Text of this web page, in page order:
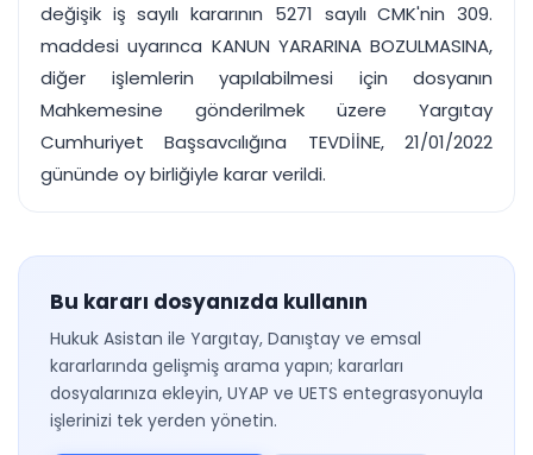
değişik iş sayılı kararının 5271 sayılı CMK'nin 309.
maddesi uyarınca KANUN YARARINA BOZULMASINA,
diğer işlemlerin yapılabilmesi için dosyanın
Mahkemesine gönderilmek üzere Yargıtay
Cumhuriyet Başsavcılığına TEVDİİNE, 21/01/2022
gününde oy birliğiyle karar verildi.
Bu kararı dosyanızda kullanın
Hukuk Asistan ile Yargıtay, Danıştay ve emsal
kararlarında gelişmiş arama yapın; kararları
dosyalarınıza ekleyin, UYAP ve UETS entegrasyonuyla
işlerinizi tek yerden yönetin.